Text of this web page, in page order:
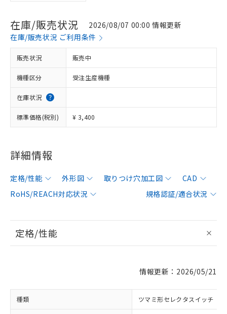
在庫/販売状況
2026/08/07 00:00 情報更新
在庫/販売状況 ご利用条件
販売状況 販売中
機種区分 受注生産機種
在庫状況
標準価格(税別) ¥ 3,400
詳細情報
定格/性能 外形図 取りつけ穴加工図
CAD
RoHS/REACH対応状況
規格認証/適合状況
定格/性能
情報更新：2026/05/21
種類 ツマミ形セレクタスイッチ